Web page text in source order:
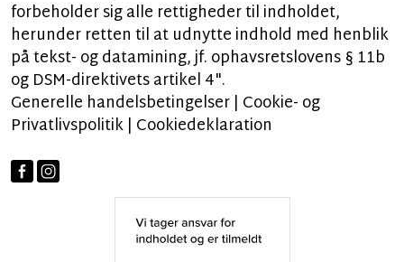
forbeholder sig alle rettigheder til indholdet,
herunder retten til at udnytte indhold med henblik
på tekst- og datamining, jf. ophavsretslovens § 11b
og DSM-direktivets artikel 4".
Generelle handelsbetingelser| Cookie- og
Privatlivspolitik| Cookiedeklaration